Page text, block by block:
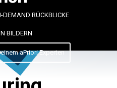
DEMAND RÜCKBLICKE
BILDERN
aPriori Experten